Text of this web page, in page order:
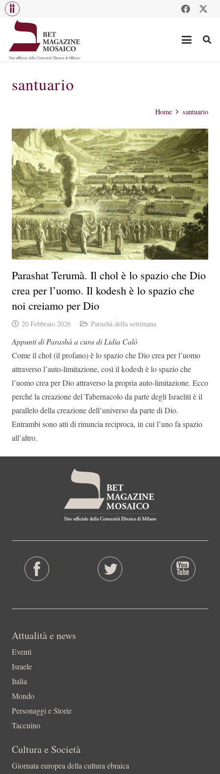
santuario
Home santuario
Parashat Terumà. Il chol è lo spazio che Dio
crea per l’uomo. Il kodesh è lo spazio che
noi creiamo per Dio
20 Febbraio 2026 Parashà della settimana
Appunti di Parashà a cura di Lidia Calò
Come il chol (il profano) è lo spazio che Dio crea per l’uomo
attraverso l’auto-limitazione, così il kodesh è lo spazio che
l’uomo crea per Dio attraverso la propria auto-limitazione. Ecco
perché la creazione del Tabernacolo da parte degli Israeliti è il
parallelo della creazione dell’universo da parte di Dio.
Entrambi sono atti di rinuncia reciproca, in cui l’uno fa spazio
all’altro.
Attualità e news
Eventi
Israele
Italia
Mondo
Personaggi e Storie
Taccuino
Cultura e Società
Giornata europea della cultura ebraica